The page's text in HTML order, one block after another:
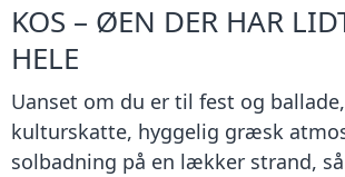
KOS – ØEN DER HAR
HELE
Uanset om du er til fest og
kulturskatte, hyggelig græsk
solbadning på en lækker strand,